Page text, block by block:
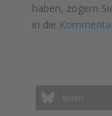
haben, zögern
in die
teilen